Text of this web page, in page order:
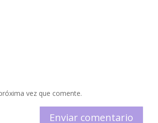
vez que comente.